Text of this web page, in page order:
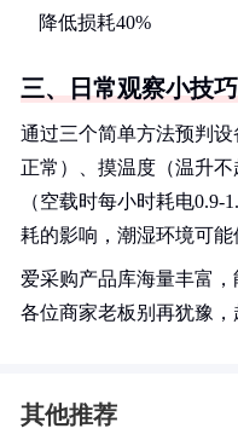
降低损耗40%
三、日常观察小技巧
通过三个简单方法预判
正常）、摸温度（温升
（空载时每小时耗电
耗的影响，潮湿环境可能
爱采购产品库海量丰富
各位商家老板别再犹豫，
其他推荐